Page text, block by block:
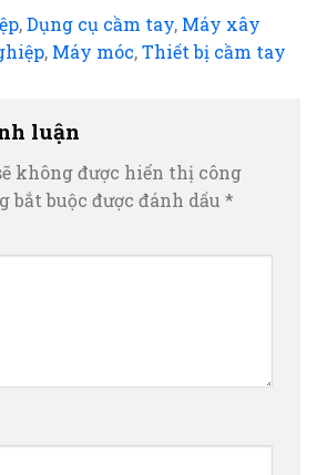
,Dụng cụ cầm tay, Máy xây
, Máy móc,Thiết bị cầm tay
luận
không được hiển thị công
bắt buộc được đánh dấu *